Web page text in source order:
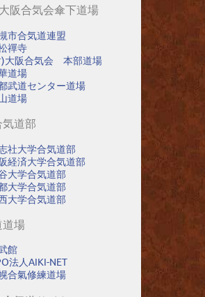
阪合気会傘下道場
市合気道連盟
禪寺
)大阪合気会 本部道場
道場
武道センター道場
道場
気道部
社大学合気道部
経済大学合気道部
大学合気道部
大学合気道部
大学合気道部
道場
館
法人AIKI-NET
合氣修練道場